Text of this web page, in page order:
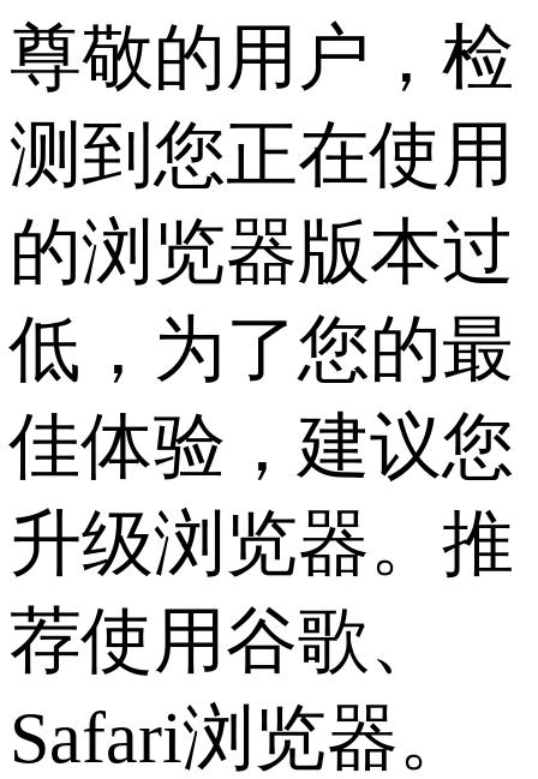
尊敬的用户，检
测到您正在使用
的浏览器版本过
低，为了您的最
佳体验，建议您
升级浏览器。推
荐使用谷歌、
Safari浏览器。